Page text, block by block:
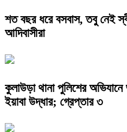
শত বছর ধরে বসবাস, তবু নেই
আদিবাসীরা
কুলাউড়া থানা পুলিশের
ইয়াবা উদ্ধার; গ্রেপ্তার ৩